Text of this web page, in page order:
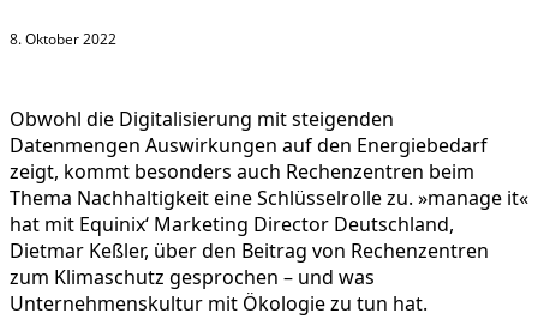
8. Oktober 2022
Obwohl die Digitalisierung mit steigenden
Datenmengen Auswirkungen auf den Energiebedarf
zeigt, kommt besonders auch Rechenzentren beim
Thema Nachhaltigkeit eine Schlüsselrolle zu. »manage it«
hat mit Equinix‘ Marketing Director Deutschland,
Dietmar Keßler, über den Beitrag von Rechenzentren
zum Klimaschutz gesprochen – und was
Unternehmenskultur mit Ökologie zu tun hat.